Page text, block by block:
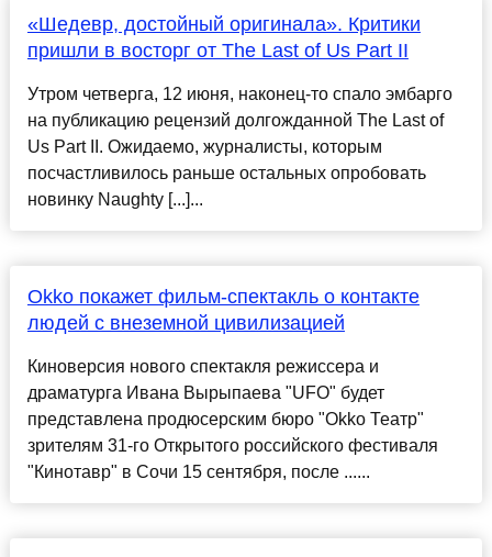
«Шедевр, достойный оригинала». Критики
пришли в восторг от The Last of Us Part II
Утром четверга, 12 июня, наконец-то спало эмбарго
на публикацию рецензий долгожданной The Last of
Us Part II. Ожидаемо, журналисты, которым
посчастливилось раньше остальных опробовать
новинку Naughty [...]...
Okko покажет фильм-спектакль о контакте
людей с внеземной цивилизацией
Киноверсия нового спектакля режиссера и
драматурга Ивана Вырыпаева "UFO" будет
представлена продюсерским бюро "Okko Театр"
зрителям 31-го Открытого российского фестиваля
"Кинотавр" в Сочи 15 сентября, после ......